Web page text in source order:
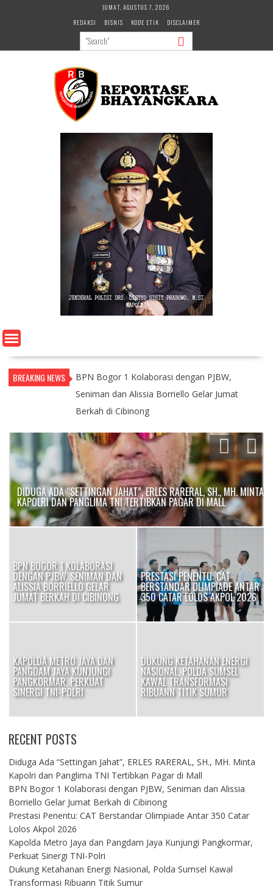
JUMAT, AGUSTUS 7, 2026
REDAKSI
BISNIS KODE ETIK DISCLAIMER
BREAKING NEWS
BPN Bogor 1 Kolaborasi dengan PJBW,
Seniman dan Alissia Borriello Gelar Jumat
Berkah di Cibinong
DIDUGA ADA “SETTINGAN JAHAT”, ERLES RARERAL, SH., MH. MINTA
KAPOLRI DAN PANGLIMA TNI TERTIBKAN PAGAR DI MALL
BPN BOGOR 1 KOLABORASI
DENGAN PJBW, SENIMAN DAN
ALISSIA BORRIELLO GELAR
JUMAT BERKAH DI CIBINONG
PRESTASI PENENTU: CAT
BERSTANDAR OLIMPIADE ANTAR
350 CATAR LOLOS AKPOL 2026
KAPOLDA METRO JAYA DAN
PANGDAM JAYA KUNJUNGI
PANGKORMAR, PERKUAT
SINERGI TNI-POLRI
DUKUNG KETAHANAN ENERGI
NASIONAL, POLDA SUMSEL
KAWAL TRANSFORMASI
RIBUANN TITIK SUMUR
RECENT POSTS
Diduga Ada “Settingan Jahat”, ERLES RARERAL, SH., MH. Minta
Kapolri dan Panglima TNI Tertibkan Pagar di Mall
BPN Bogor 1 Kolaborasi dengan PJBW, Seniman dan Alissia
Borriello Gelar Jumat Berkah di Cibinong
Prestasi Penentu: CAT Berstandar Olimpiade Antar 350 Catar
Lolos Akpol 2026
Kapolda Metro Jaya dan Pangdam Jaya Kunjungi Pangkormar,
Perkuat Sinergi TNI-Polri
Dukung Ketahanan Energi Nasional, Polda Sumsel Kawal
Transformasi Ribuann Titik Sumur